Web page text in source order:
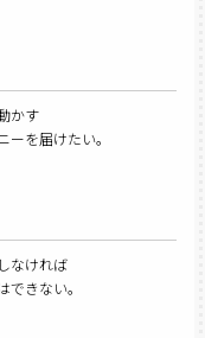
かす
ーを届けたい。
なければ
きない。